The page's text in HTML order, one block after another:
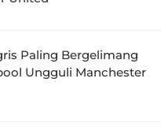
Paling Bergelimang
Ungguli Manchester